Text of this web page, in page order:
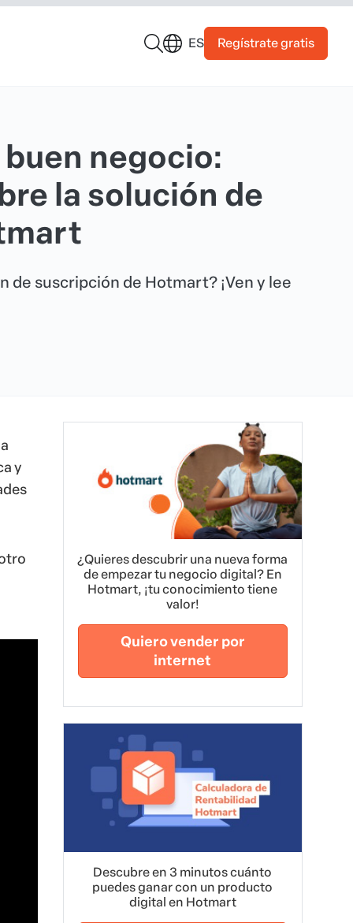
ES Regístrate gratis
negocio:
la solución de
de suscripción de Hotmart? ¡Ven y lee
y
¿Quieres descubrir una nueva forma
de empezar tu negocio digital? En
Hotmart, ¡tu conocimiento tiene
valor!
Quiero vender por
internet
Descubre en 3 minutos cuánto
puedes ganar con un producto
digital en Hotmart